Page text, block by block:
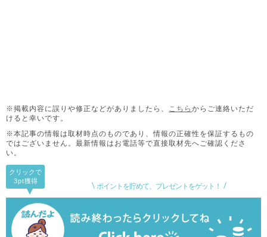
※掲載内容に誤りや修正などがありましたら、 こちら からご連絡いただ
けると幸いです。
※本記事の情報は取材時点のものであり、情報の正確性を保証するもの
ではございません。 最新情報はお電話等で直接取材先へご確認くださ
い。
ポイントを貯めて、プレゼントをゲット！
クリックで
3pt獲得